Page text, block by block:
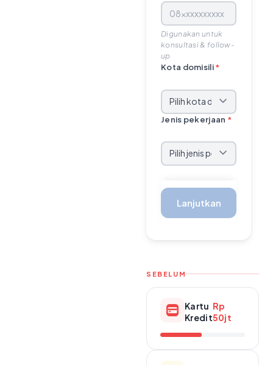
Digunakan untuk
konsultasi & follow-
up
Kota domisili*
Jenis pekerjaan *
Lanjutkan
SEBELUM
Kartu
Kredit
Rp
50jt